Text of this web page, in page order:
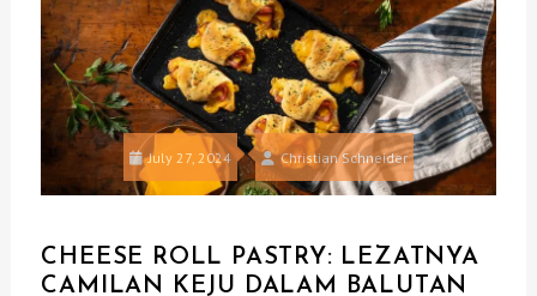
July 27, 2024 Christian Schneider
CHEESE ROLL PASTRY: LEZATNYA
CAMILAN KEJU DALAM BALUTAN